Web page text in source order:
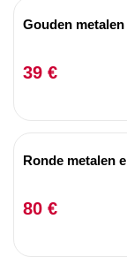
Gouden
39 €
Ronde metalen
80 €